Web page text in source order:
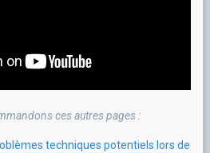
ces autres pages :
techniques potentiels lors de